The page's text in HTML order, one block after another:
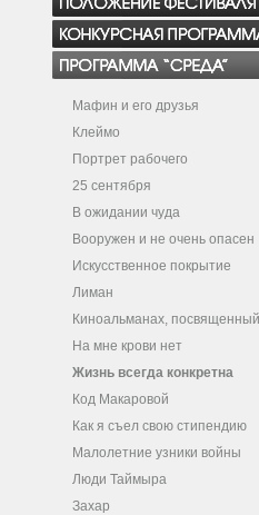
Мафин и его друзья
Клеймо
Портрет рабочего
25 сентября
В ожидании чуда
Вооружен и не очень опасен
Искусственное покрытие
Лиман
Киноальманах,
На мне крови нет
Жизнь всегда конкретна
Код Макаровой
Как я съел свою стипендию
Малолетние узники войны
Люди Таймыра
Захар